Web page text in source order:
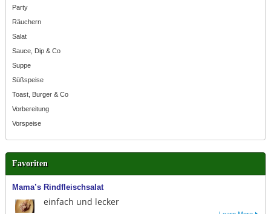
Party
Räuchern
Salat
Sauce, Dip & Co
Suppe
Süßspeise
Toast, Burger & Co
Vorbereitung
Vorspeise
Favoriten
Mama’s Rindfleischsalat
einfach und lecker